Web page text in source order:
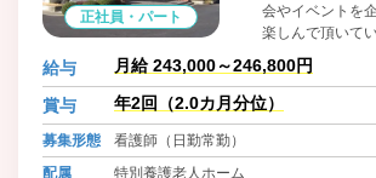
正社員・パート
会やイベントを
楽しんで頂いてい
給与 月給 243,000～246,800円
賞与 年2回（2.0カ月分位）
募集形態
看護師（日勤常勤）
配属
特別養護老人ホーム